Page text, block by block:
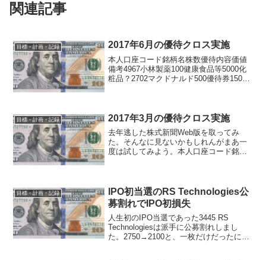
関連記事
目標・計画・記録 2017年6月の優待クロス実施
本人口座コード銘柄名株数優待内容価値
備考4967小林製薬100健康食品等5000化
粧品？2702マクドナルド500優待券15000
目標・計画・記録 2017年3月の優待クロス実施
去年逃した株式新聞Web版を取ってみ
た。そんなに見ないかもしれんがまあ一
度は試してみよう。本人口座コード銘柄
他1000...
目標・計画・記録
IPO初当選のRS Technologies公
募割れでIPO初損失
人生初のIPO当選であった3445 RS
Technologiesは派手に公募割れしまし
た。2750→2100と、一枚だけだったにも